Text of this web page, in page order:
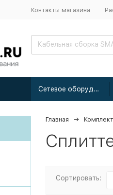
Контакты магазина
Сетевое оборудование
Главная
Сортировать: